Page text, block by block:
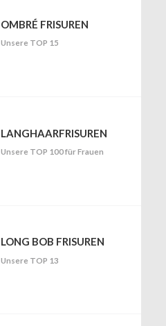
OMBRÉ FRISUREN
Unsere TOP 15
LANGHAARFRISUREN
Unsere TOP 100 für Frauen
LONG BOB FRISUREN
Unsere TOP 13